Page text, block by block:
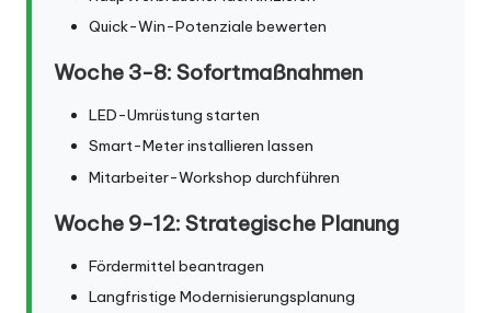
Quick-Win-Potenziale bewerten
Woche 3-8: Sofortmaßnahmen
LED-Umrüstung starten
Smart-Meter installieren lassen
Mitarbeiter-Workshop durchführen
Woche 9-12: Strategische Planung
Fördermittel beantragen
Langfristige Modernisierungsplanung